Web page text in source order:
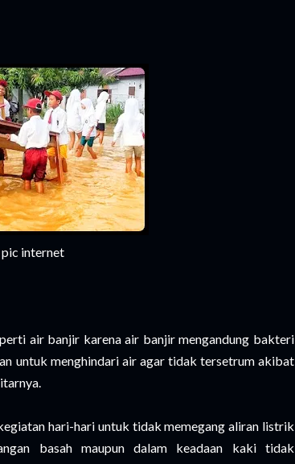
internet
air banjir karena air banjir mengandung bakteri
untuk menghindari air agar tidak tersetrum akibat
hari-hari untuk tidak memegang aliran listrik
basah maupun dalam keadaan kaki tidak